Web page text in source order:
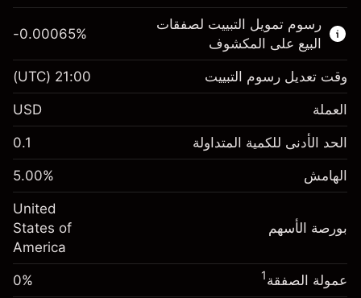
اعرف المزيد عن:
عقود الفروقات
$1,000.00
رسوم التبييت
الرسوم من قيمة الصفقة الكاملة
%
(-$4.31)
حجم الصفقة بالرافعة المالية ~$20,000.00
الأموال من الرافعة المالية ~ دولار
انتقل إلى المنصة
رسوم تمويل التبييت لصفقات
البيع على المكشوف
الهامش. استثمارك $1,000.00
رسوم التبييت
الرسوم من قيمة الصفقة الكاملة
-0.000654
%
(-$0.13)
حجم الصفقة بالرافعة المالية ~
الأموال من الرافعة المالية ~ دولار
-0.00065%
وقت تعديل رسوم التبييت 21:00
(UTC)
العملة USD
الحد الأدنى للكمية المتداولة 0.1
الهامش 5.00%
بورصة الأسهم
United
States of
America
عمولة الصفقة1
0%